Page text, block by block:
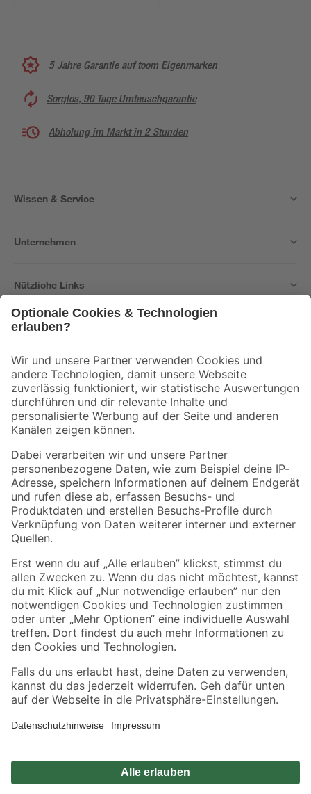
5 Jahre Garantie auf toom Eigenmarken
Sorglos, 90 Tage Umtauschgarantie
Abholung im Markt in 2 Stunden
Wissen & Service
Unternehmen
Nützliche Links
Der toom Newsletter: Keine Angebote und Aktionen mehr verpassen!
Zur Newsletter Anmeldung
Folge uns
Zahlungsarten Versandarten
Sicher einkaufen
Jetzt die toom-App herunterladen
Alle Preisangaben in EUR inkl. gesetzl. MwSt.. Die dargestellten Angebote sind unter
Umständen nicht in allen Märkten verfügbar. Die angegebenen Verfügbarkeiten beziehen
Produkte nur solange der Vorrat reicht.
*Paketversand ab 59 € versandkostenfrei, gilt nicht für Artikel mit Speditionsversand, hier
Privatsphäre Impressum
Nutzungsbedingungen
Widerrufsrecht Vertrag widerrufen